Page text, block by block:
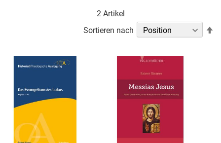
2Artikel
Sortieren nach